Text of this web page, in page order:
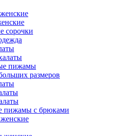
сорочки
пижамы
размеров
пижамы с брюками